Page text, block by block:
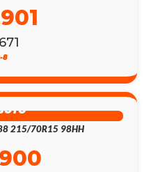
8
215/70R15 98HH